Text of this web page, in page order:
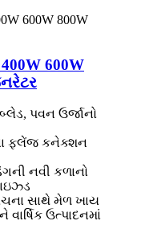
600W
પવન ઉર્જાનો
ફ્લેંજ કનેક્શન
નવી કળાનો
સાથે મેળ ખાય
ઉત્પાદનમાં